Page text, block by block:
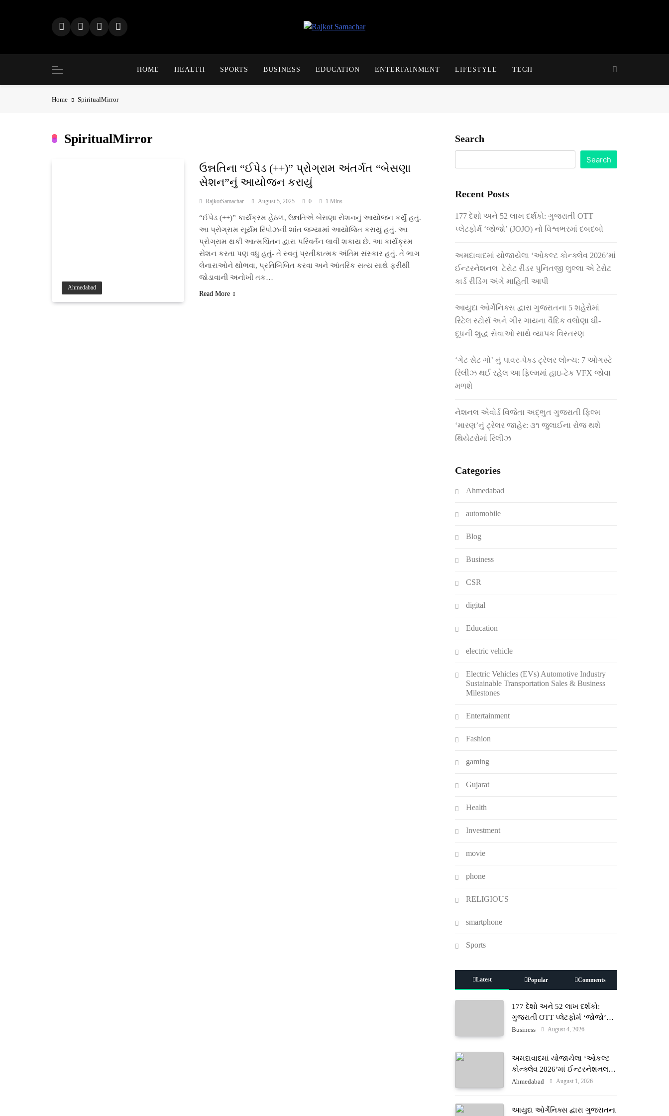
HOME HEALTH SPORTS BUSINESS EDUCATION ENTERTAINMENT LIFESTYLE TECH
Home SpiritualMirror
SpiritualMirror
Ahmedabad
ઉન્નતિના “ઈપેડ (++)” પ્રોગ્રામ અંતર્ગત “બેસણા
સેશન”નું આયોજન કરાયું
RajkotSamachar August 5, 2025 0 1 Mins
“ઈપેડ (++)” કાર્યક્રમ હેઠળ, ઉન્નતિએ બેસણા સેશનનું આયોજન કર્યું હતું.
આ પ્રોગ્રામ સૂર્યમ રિપોઝની શાંત જગ્યામાં આયોજિત કરાયું હતું. આ
પ્રોગ્રામ થકી આત્મચિંતન દ્વારા પરિવર્તન લાવી શકાય છે. આ કાર્યક્રમ
સેશન કરતા પણ વધુ હતું- તે સ્વનું પ્રતીકાત્મક અંતિમ સંસ્કાર હતું. તે ભાગ
લેનારાઓને થોભવા, પ્રતિબિંબિત કરવા અને આંતરિક સત્ય સાથે ફરીથી
જોડાવાની અનોખી તક…
Read More
Search
Search
Recent Posts
177 દેશો અને 52 લાખ દર્શકો: ગુજરાતી OTT
પ્લેટફોર્મ ‘જોજો’ (JOJO) નો વિશ્વભરમાં દબદબો
અમદાવાદમાં યોજાયેલા ‘ઓકલ્ટ કોન્ક્લેવ 2026’માં
ઈન્ટરનેશનલ ટેરોટ રીડર પુનિતજી લુલ્લા એ ટેરોટ
કાર્ડ રીડિંગ અંગે માહિતી આપી
આયુદા ઓર્ગેનિક્સ દ્વારા ગુજરાતના 5 શહેરોમાં
રિટેલ સ્ટોર્સ અને ગીર ગાયના વૈદિક વલોણા ઘી-
દૂધની શુદ્ધ સેવાઓ સાથે વ્યાપક વિસ્તરણ
‘ગેટ સેટ ગો’ નું પાવર-પેક્ડ ટ્રેલર લોન્ચ: 7 ઓગસ્ટે
રિલીઝ થઈ રહેલ આ ફિલ્મમાં હાઇ-ટેક VFX જોવા
મળશે
નેશનલ એવોર્ડ વિજેતા અદ્ભુત ગુજરાતી ફિલ્મ
‘મારણ’નું ટ્રેલર જાહેર: ૩૧ જુલાઈના રોજ થશે
થિયેટરોમાં રિલીઝ
Categories
Ahmedabad
automobile
Blog
Business
CSR
digital
Education
electric vehicle
Electric Vehicles (EVs) Automotive Industry
Sustainable Transportation Sales & Business
Milestones
Entertainment
Fashion
gaming
Gujarat
Health
Investment
movie
phone
RELIGIOUS
smartphone
Sports
Latest Popular Comments
177 દેશો અને 52 લાખ દર્શકો:
ગુજરાતી OTT પ્લેટફોર્મ ‘જોજો’
(JOJO) નો વિશ્વભરમાં દબદબો
Business August 4, 2026
અમદાવાદમાં યોજાયેલા ‘ઓકલ્ટ
કોન્ક્લેવ 2026’માં ઈન્ટરનેશનલ
ટેરોટ રીડર પુનિતજી લુલ્લા એ ટેરોટ
Ahmedabad August 1, 2026
આયુદા ઓર્ગેનિક્સ દ્વારા ગુજરાતના